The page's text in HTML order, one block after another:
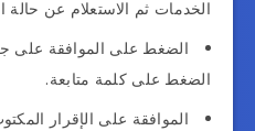
الخدمات ثم الاستعلام عن حالة
الضغط على الموافقة على
الضغط على كلمة متابعة.
الموافقة على الإقرار